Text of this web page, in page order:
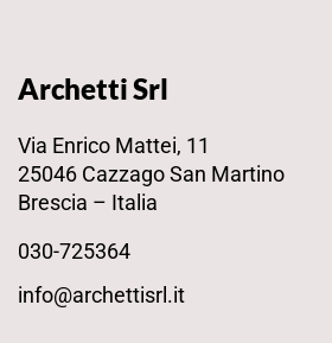
Archetti Srl
Via Enrico Mattei, 11
25046 Cazzago San Martino
Brescia – Italia
030-725364
info@archettisrl.it